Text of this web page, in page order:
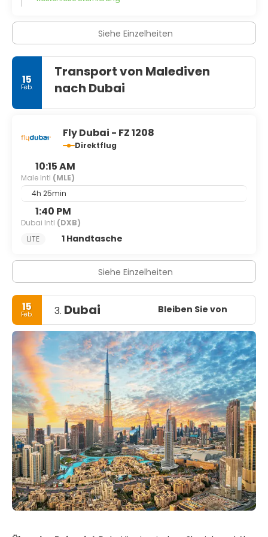
Siehe Einzelheiten
15
Feb.
Transport von Malediven
nach Dubai
Fly Dubai - FZ 1208
Direktflug
10:15 AM
Male Intl (MLE)
4h 25min
1:40 PM
Dubai Intl (DXB)
LITE
1 Handtasche
Siehe Einzelheiten
15
Feb. 3. Dubai Bleiben Sie von